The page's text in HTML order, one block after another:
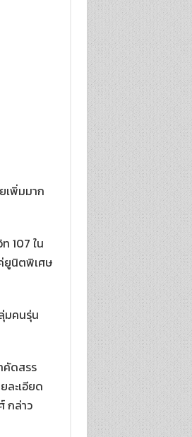
เพิ่มมาก
107 ใน
ยูนิตพิเศษ
มคนรุ่น
คัดสรร
ละเอียด
กล่าว